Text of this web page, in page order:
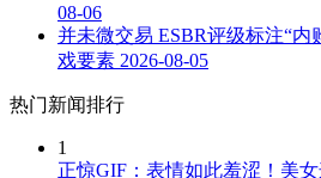
08-06
并未微交易 ESBR评级标注“内
戏要素 2026-08-05
热门新闻排行
1
正惊GIF：表情如此羞涩！美